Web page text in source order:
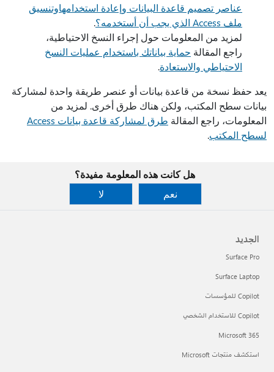
عناصر تصميم قاعدة البيانات وإعادة استخدامهاوتنسيق
ملف Access الذي يجب أن أستخدمه؟
.
لمزيد من المعلومات حول إجراء النسخ الاحتياطية،
راجع المقالة حماية بياناتك باستخدام عمليات النسخ
الاحتياطي والاستعادة.
يعد حفظ نسخة من قاعدة بيانات أو عنصر طريقة واحدة لمشاركة
بيانات سطح المكتب، ولكن هناك طرق أخرى. لمزيد من
المعلومات، راجع المقالة
طرق لمشاركة قاعدة بيانات Access
لسطح المكتب.
هل كانت هذه المعلومة مفيدة؟
نعم
لا
الجديد
Surface Pro
Surface Laptop
Copilot للمؤسسات
Copilot للاستخدام الشخصي
Microsoft 365
استكشف منتجات Microsoft